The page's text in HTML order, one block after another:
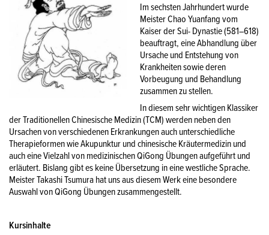
Im sechsten Jahrhundert wurde
Meister Chao Yuanfang vom
Kaiser der Sui- Dynastie (581–618)
beauftragt, eine Abhandlung über
Ursache und Entstehung von
Krankheiten sowie deren
Vorbeugung und Behandlung
zusammen zu stellen.
In diesem sehr wichtigen Klassiker
der Traditionellen Chinesische Medizin (TCM) werden neben den
Ursachen von verschiedenen Erkrankungen auch unterschiedliche
Therapieformen wie Akupunktur und chinesische Kräutermedizin und
auch eine Vielzahl von medizinischen QiGong Übungen aufgeführt und
erläutert. Bislang gibt es keine Übersetzung in eine westliche Sprache.
Meister Takashi Tsumura hat uns aus diesem Werk eine besondere
Auswahl von QiGong Übungen zusammengestellt.
Kursinhalte